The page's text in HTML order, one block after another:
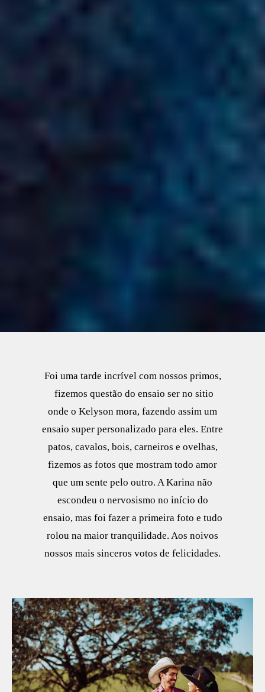
Foi uma tarde incrível com nossos primos,
fizemos questão do ensaio ser no sitio
onde o Kelyson mora, fazendo assim um
ensaio super personalizado para eles. Entre
patos, cavalos, bois, carneiros e ovelhas,
fizemos as fotos que mostram todo amor
que um sente pelo outro. A Karina não
escondeu o nervosismo no início do
ensaio, mas foi fazer a primeira foto e tudo
rolou na maior tranquilidade. Aos noivos
nossos mais sinceros votos de felicidades.